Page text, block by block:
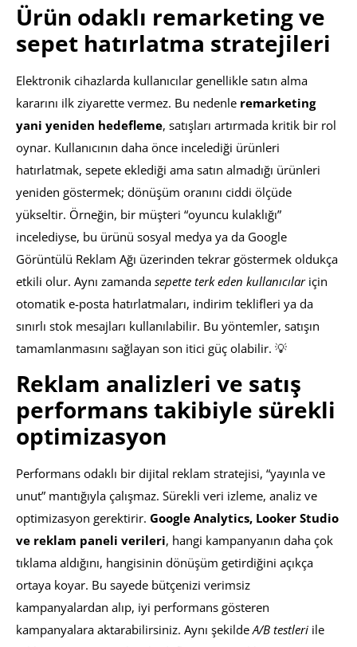
Ürün odaklı remarketing ve
sepet hatırlatma stratejileri
Elektronik cihazlarda kullanıcılar genellikle satın alma
kararını ilk ziyarette vermez. Bu nedenle remarketing
yani yeniden hedefleme, satışları artırmada kritik bir rol
oynar. Kullanıcının daha önce incelediği ürünleri
hatırlatmak, sepete eklediği ama satın almadığı ürünleri
yeniden göstermek; dönüşüm oranını ciddi ölçüde
yükseltir. Örneğin, bir müşteri “oyuncu kulaklığı”
incelediyse, bu ürünü sosyal medya ya da Google
Görüntülü Reklam Ağı üzerinden tekrar göstermek oldukça
etkili olur. Aynı zamanda sepette terk eden kullanıcılariçin
otomatik e-posta hatırlatmaları, indirim teklifleri ya da
sınırlı stok mesajları kullanılabilir. Bu yöntemler, satışın
tamamlanmasını sağlayan son itici güç olabilir. 💡
Reklam analizleri ve satış
performans takibiyle sürekli
optimizasyon
Performans odaklı bir dijital reklam stratejisi, “yayınla ve
unut” mantığıyla çalışmaz. Sürekli veri izleme, analiz ve
optimizasyon gerektirir. Google Analytics, Looker Studio
ve reklam paneli verileri, hangi kampanyanın daha çok
tıklama aldığını, hangisinin dönüşüm getirdiğini açıkça
ortaya koyar. Bu sayede bütçenizi verimsiz
kampanyalardan alıp, iyi performans gösteren
kampanyalara aktarabilirsiniz. Aynı şekildeA/B testleri ile